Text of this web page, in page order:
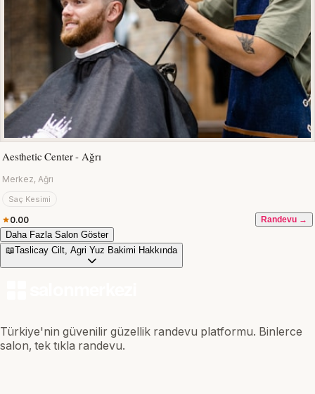
Aesthetic Center - Ağrı
Merkez, Ağrı
Saç Kesimi
0.00 Randevu →
Daha Fazla Salon Göster
📖Taslicay Cilt, Agri Yuz Bakimi Hakkında
Türkiye'nin güvenilir güzellik randevu platformu. Binlerce
salon, tek tıkla randevu.